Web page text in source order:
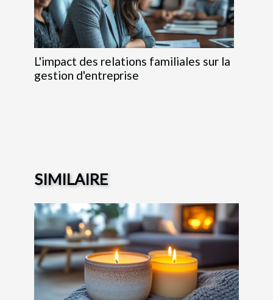
L'impact des relations familiales sur la
gestion d'entreprise
SIMILAIRE